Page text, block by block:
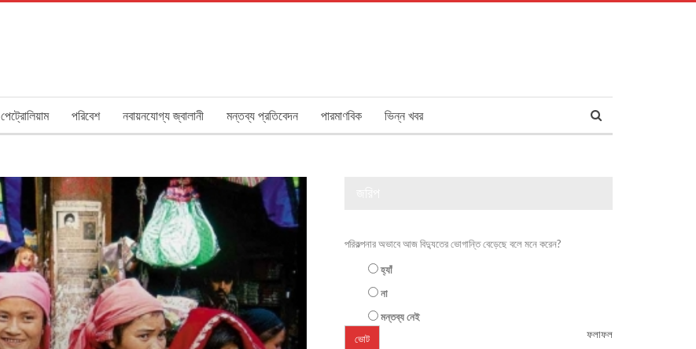
পেট্রোলিয়াম পরিবেশ নবায়নযোগ্য জ্বালানী মন্তব্য প্রতিবেদন পারমাণবিক ভিন্ন খবর
পরিকল্পনার অভাবে আজ বিদ্যুতের ভোগান্তি বেড়েছে বলে মনে করেন?
হ্যাঁ
না
মন্তব্য নেই
ফলাফল